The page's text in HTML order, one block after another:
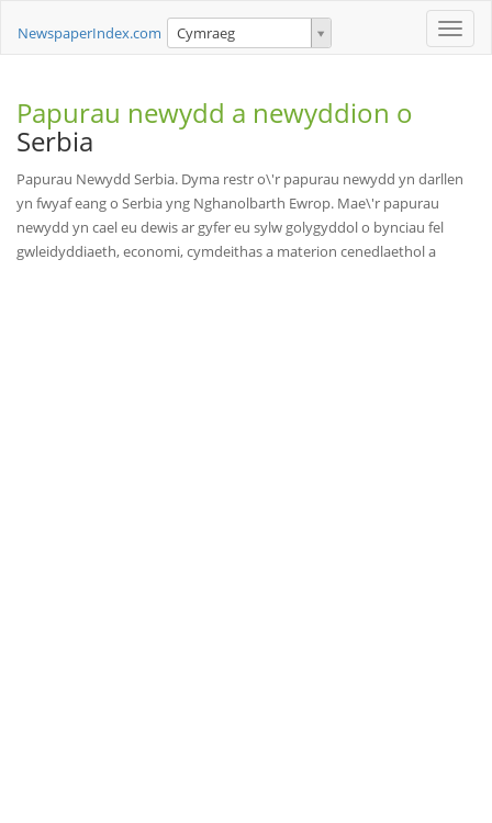
Toggle
NewspaperIndex.com Cymraeg
Papurau newydd a newyddion o
Serbia
Papurau Newydd Serbia. Dyma restr o\'r papurau newydd yn darllen
yn fwyaf eang o Serbia yng Nghanolbarth Ewrop. Mae\'r papurau
newydd yn cael eu dewis ar gyfer eu sylw golygyddol o bynciau fel
gwleidyddiaeth, economi, cymdeithas a materion cenedlaethol a